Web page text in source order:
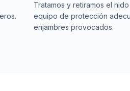
Tratamos y retiramos el
equipo de protección
enjambres provocados.